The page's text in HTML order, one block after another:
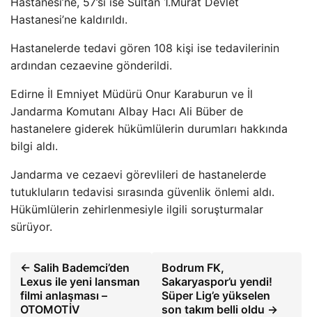
Hastanesi’ne kaldırıldı.
Hastanelerde tedavi gören 108 kişi ise tedavilerinin
ardından cezaevine gönderildi.
Edirne İl Emniyet Müdürü Onur Karaburun ve İl
Jandarma Komutanı Albay Hacı Ali Büber de
hastanelere giderek hükümlülerin durumları hakkında
bilgi aldı.
Jandarma ve cezaevi görevlileri de hastanelerde
tutukluların tedavisi sırasında güvenlik önlemi aldı.
Hükümlülerin zehirlenmesiyle ilgili soruşturmalar
sürüyor.
← Salih Bademci’den
Lexus ile yeni lansman
filmi anlaşması –
OTOMOTİV
Bodrum FK,
Sakaryaspor’u yendi!
Süper Lig’e yükselen
son takım belli oldu →